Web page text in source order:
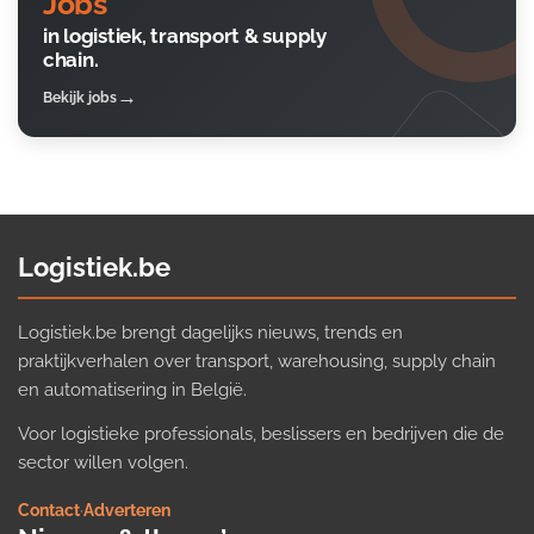
in logistiek, transport & supply
chain.
Bekijk jobs
Logistiek.be
Logistiek.be brengt dagelijks nieuws, trends en
praktijkverhalen over transport, warehousing, supply chain
en automatisering in België.
Voor logistieke professionals, beslissers en bedrijven die de
sector willen volgen.
Contact·Adverteren